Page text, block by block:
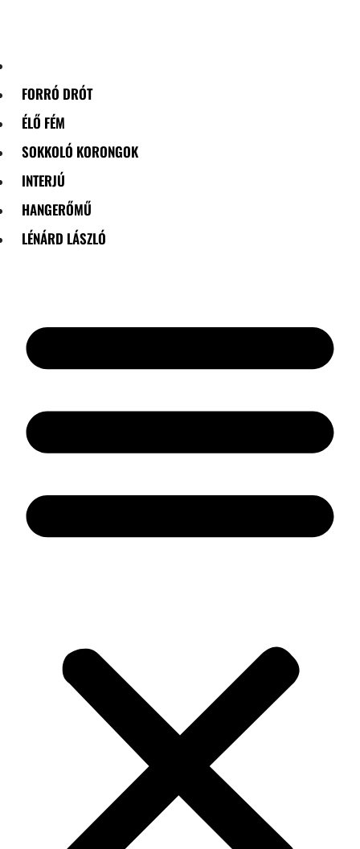
FORRÓ DRÓT
ÉLŐ FÉM
SOKKOLÓ KORONGOK
INTERJÚ
HANGERŐMŰ
LÉNÁRD LÁSZLÓ